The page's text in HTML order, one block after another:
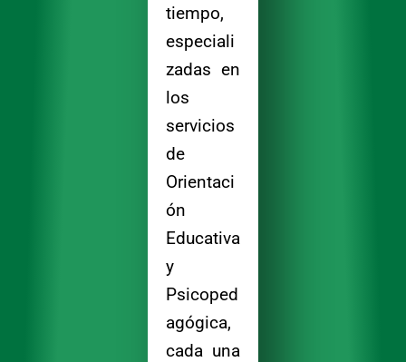
tiempo,
especiali
zadas en
los
servicios
de
Orientaci
ón
Educativa
y
Psicoped
agógica,
cada una